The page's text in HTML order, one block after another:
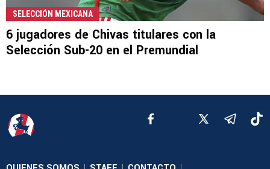
SELECCIÓN MEXICANA
6 jugadores de Chivas titulares con la
Selección Sub-20 en el Premundial